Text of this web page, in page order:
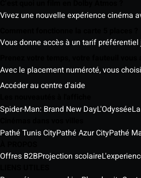
Vivez une nouvelle expérience cinéma
Vous donne accès à un tarif
Avec le placement numéroté, vous
Accéder au centre d'aide
Spider-Man: Brand New DayL'Odyssée
Pathé Tunis CityPathé Azur CityPathé
Offres B2BProjection scolaire